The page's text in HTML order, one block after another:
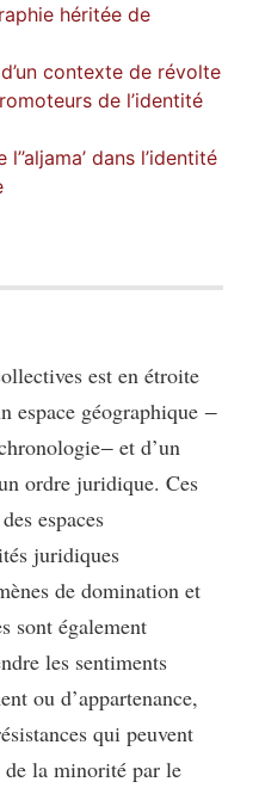
héritée de
contexte de révolte
de l’identité
dans l’identité
est en étroite
espace géographique ‒
et d’un
ordre juridique. Ces
espaces
juridiques
de domination et
sont également
les sentiments
ou d’appartenance,
qui peuvent
la minorité par le